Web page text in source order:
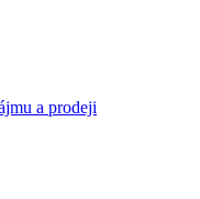
a prodeji